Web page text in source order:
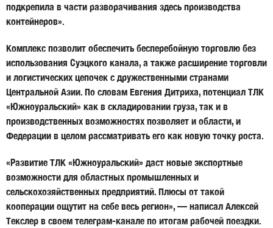
подкрепила в части разворачивания здесь производства
контейнеров».
Комплекс позволит обеспечить бесперебойную торговлю без
использования Суэцкого канала, а также расширение торговли
и логистических цепочек с дружественными странами
Центральной Азии. По словам Евгения Дитриха, потенциал ТЛК
«Южноуральский» как в складировании груза, так и в
производственных возможностях позволяет и области, и
Федерации в целом рассматривать его как новую точку роста.
«Развитие ТЛК «Южноуральский» даст новые экспортные
возможности для областных промышленных и
сельскохозяйственных предприятий. Плюсы от такой
кооперации ощутит на себе весь регион», — написал Алексей
Текслер в своем телеграм-канале по итогам рабочей поездки.